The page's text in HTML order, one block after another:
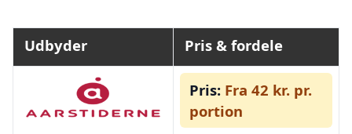
Udbyder Pris & fordele
Pris: Fra 42 kr. pr.
portion